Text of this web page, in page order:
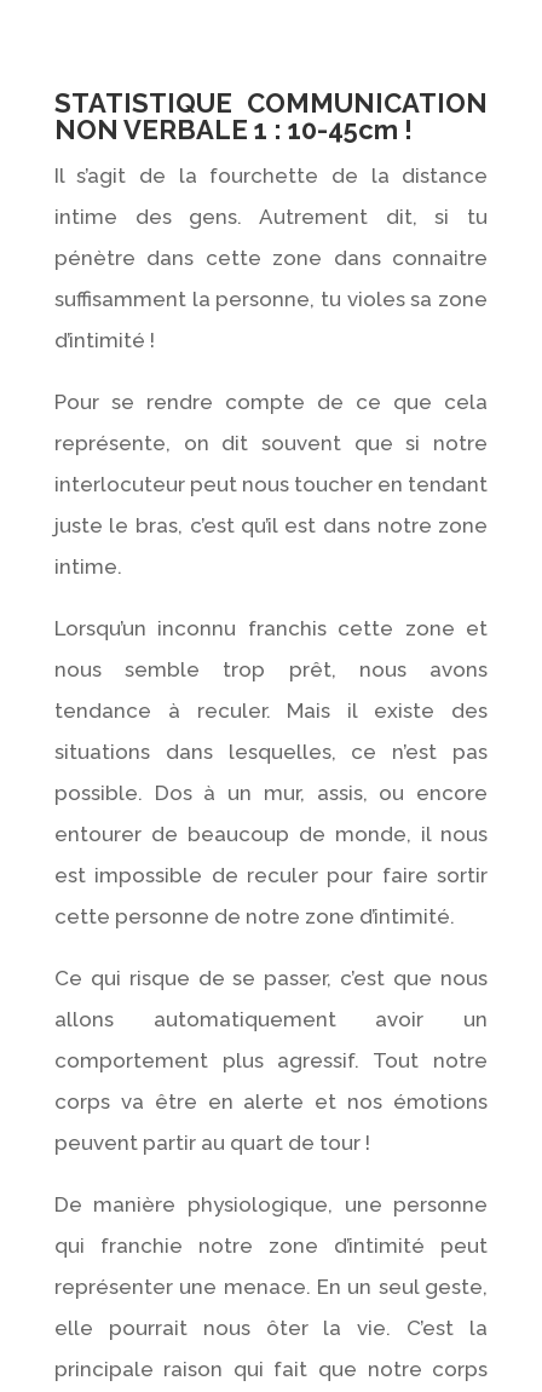
STATISTIQUE COMMUNICATION
NON VERBALE 1 : 10-45cm !
Il s’agit de la fourchette de la distance
intime des gens. Autrement dit, si tu
pénètre dans cette zone dans connaitre
suffisamment la personne, tu violes sa zone
d’intimité !
Pour se rendre compte de ce que cela
représente, on dit souvent que si notre
interlocuteur peut nous toucher en tendant
juste le bras, c’est qu’il est dans notre zone
intime.
Lorsqu’un inconnu franchis cette zone et
nous semble trop prêt, nous avons
tendance à reculer. Mais il existe des
situations dans lesquelles, ce n’est pas
possible. Dos à un mur, assis, ou encore
entourer de beaucoup de monde, il nous
est impossible de reculer pour faire sortir
cette personne de notre zone d’intimité.
Ce qui risque de se passer, c’est que nous
allons automatiquement avoir un
comportement plus agressif. Tout notre
corps va être en alerte et nos émotions
peuvent partir au quart de tour !
De manière physiologique, une personne
qui franchie notre zone d’intimité peut
représenter une menace. En un seul geste,
elle pourrait nous ôter la vie. C’est la
principale raison qui fait que notre corps